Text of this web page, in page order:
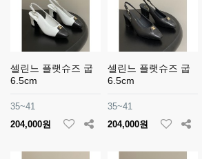
셀린느 플랫슈즈 굽
6.5cm
35~41
204,000원
셀린느 플랫슈즈 굽
6.5cm
35~41
204,000원